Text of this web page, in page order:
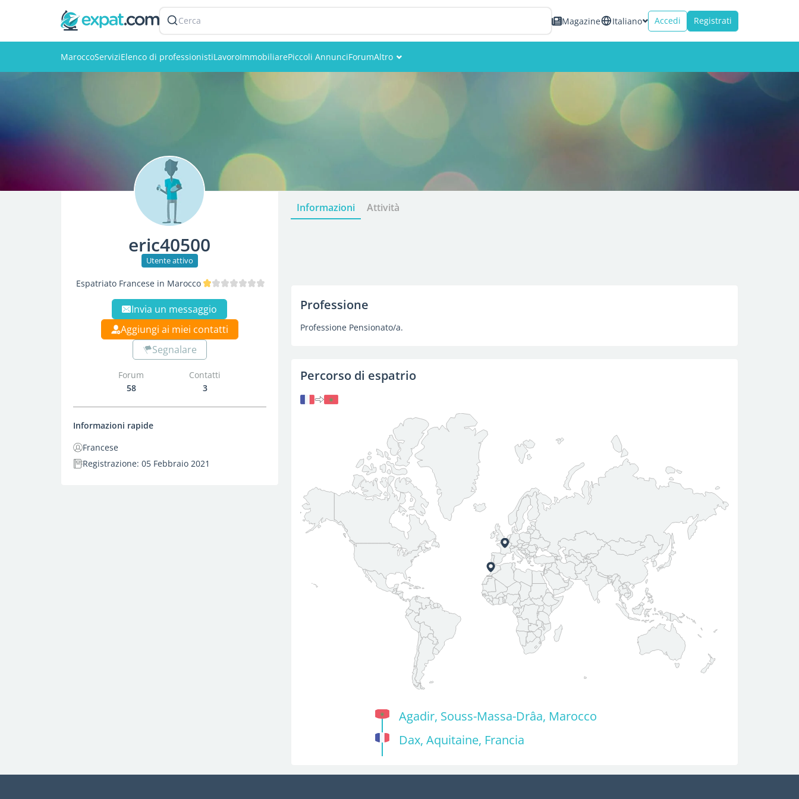
Cerca Magazine Italiano Accedi Registrati
MaroccoServiziElenco di professionistiLavoroImmobiliarePiccoli AnnunciForumAltro
eric40500
Utente attivo
Espatriato Francese in Marocco
Invia un messaggio
Aggiungi ai miei contatti
Segnalare
Forum
58
Contatti
3
Informazioni rapide
Francese
Registrazione: 05 Febbraio 2021
Informazioni Attività
Professione
Professione Pensionato/a.
Percorso di espatrio
Agadir, Souss-Massa-Drâa, Marocco
Dax, Aquitaine, Francia